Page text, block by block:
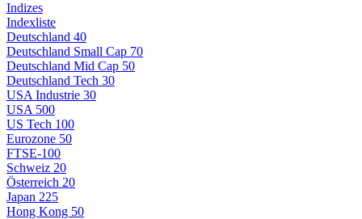
Indizes
Indexliste
Deutschland 40
Deutschland Small Cap 70
Deutschland Mid Cap 50
Deutschland Tech 30
USA Industrie 30
USA 500
US Tech 100
Eurozone 50
FTSE-100
Schweiz 20
Österreich 20
Japan 225
Hong Kong 50